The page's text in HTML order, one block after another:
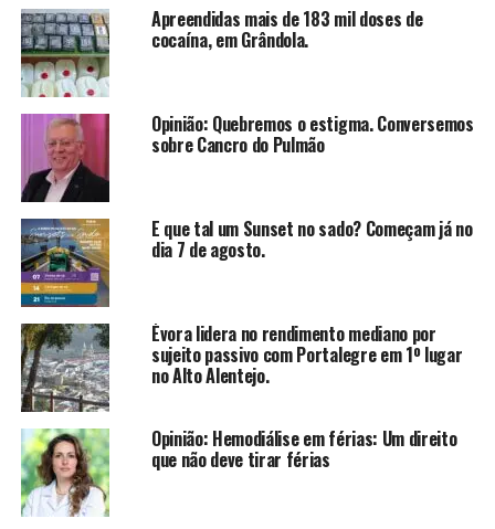
Apreendidas mais de 183 mil doses de
cocaína, em Grândola.
Opinião: Quebremos o estigma. Conversemos
sobre Cancro do Pulmão
E que tal um Sunset no sado? Começam já no
dia 7 de agosto.
Évora lidera no rendimento mediano por
sujeito passivo com Portalegre em 1º lugar
no Alto Alentejo.
Opinião: Hemodiálise em férias: Um direito
que não deve tirar férias